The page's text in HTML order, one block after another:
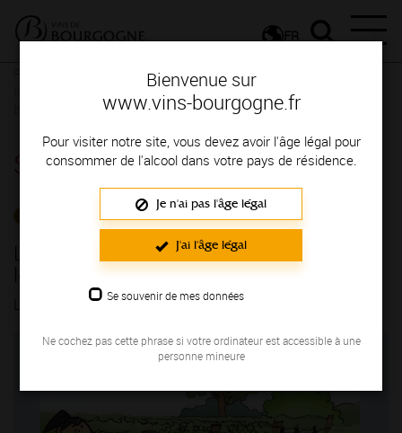
Bienvenue sur
www.vins-bourgogne.fr
Pour visiter notre site, vous devez avoir l'âge légal pour
consommer de l'alcool dans votre pays de résidence.
Je n'ai pas l'âge légal
J'ai l'âge légal
Se souvenir de mes données
Ne cochez pas cette phrase si votre ordinateur est accessible à une
personne mineure
FR
Communiqués de presse - Communiqués de presse
rendez-vous de juillet pour la presse et les professionnels
Salle de presse
COMMUNIQUÉS DE PRESSE
Les rendez-vous de juillet pour la presse et
les professionnels bourguignons
LE 03/07/2026